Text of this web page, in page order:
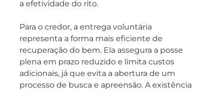
a efetividade do rito.
Para o credor, a entrega voluntária
representa a forma mais eficiente de
recuperação do bem. Ela assegura a posse
plena em prazo reduzido e limita custos
adicionais, já que evita a abertura de um
processo de busca e apreensão. A existência